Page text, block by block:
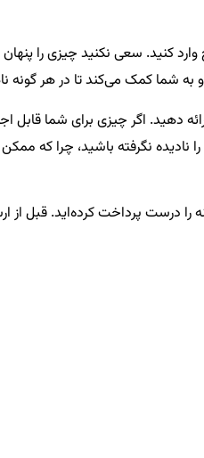
وارد کنید. سعی نکنید چیزی را
کمک می‌کند تا در هر گونه
دهید. اگر چیزی برای شما
نادیده نگرفته باشید، چرا که
درست پرداخت کرده‌اید. قبل از